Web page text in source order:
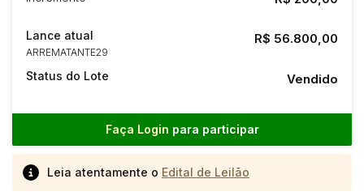
Lance atual
ARREMATANTE29
R$ 56.800,00
Status do Lote Vendido
Faça Login para participar
Leia atentamente o Edital de Leilão